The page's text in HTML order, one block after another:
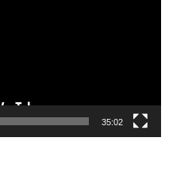
35:02